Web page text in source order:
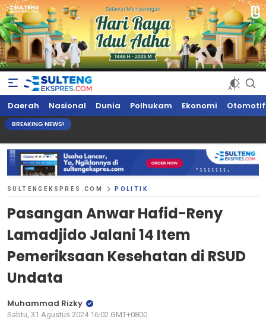
Sultengekspres.com
Berita Seputar Sulteng Hari Ini, Update Terkini, Suaranya Rakyat
Sulteng
Daerah Nasional Dunia Polhukam Ekonomi Otomotif
BREAKING NEWS!
SULTENGEKSPRES.COM POLITIK
Pasangan Anwar Hafid-Reny
Lamadjido Jalani 14 Item
Pemeriksaan Kesehatan di RSUD
Undata
Muhammad Rizky
Sabtu, 31 Agustus 2024 16:02 GMT+0800